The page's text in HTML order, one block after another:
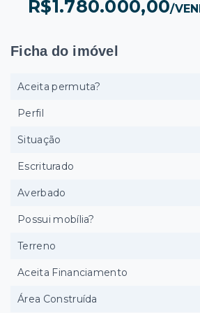
R$1.780.000,00/
Ficha do imóvel
Aceita permuta?
Perfil
Situação
Escriturado
Averbado
Possui mobília?
Terreno
Aceita Financiamento
Área Construída